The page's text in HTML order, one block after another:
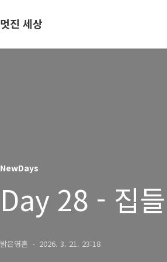
멋진 세상
NewDays
Day 28 - 집
밝은영혼 2026. 3. 21. 23:18